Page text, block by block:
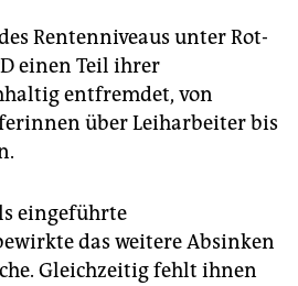
Rentenniveaus unter Rot-
einen Teil ihrer
entfremdet, von
über Leiharbeiter bis
eingeführte
das weitere Absinken
Gleichzeitig fehlt ihnen